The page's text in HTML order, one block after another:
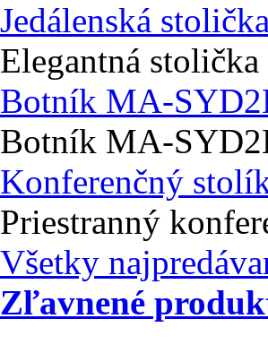
Jedálenská
Elegantná stolička
Botník MA-
Botník MA-
Konferenčný
Priestranný
Všetky
Zľavnené